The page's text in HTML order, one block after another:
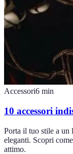
Accessori6 min
10 accessori
Porta il tuo stile a un
eleganti. Scopri
attimo.